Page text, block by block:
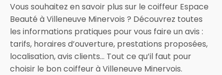
Vous souhaitez en savoir plus sur le coiffeur Espace
Beauté à Villeneuve Minervois ? Découvrez toutes
les informations pratiques pour vous faire un avis :
tarifs, horaires d’ouverture, prestations proposées,
localisation, avis clients… Tout ce qu’il faut pour
choisir le bon coiffeur à Villeneuve Minervois.